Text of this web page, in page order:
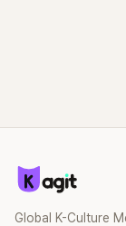
Global K-Culture